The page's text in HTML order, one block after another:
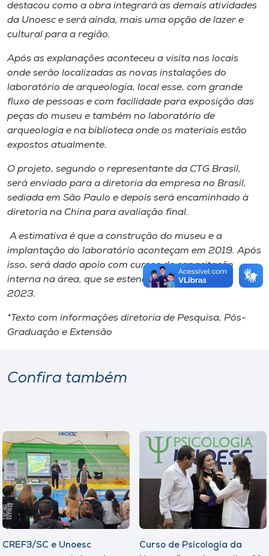
destacou como a obra integrará as demais atividades
da Unoesc e será ainda, mais uma opção de lazer e
cultural para a região.
Após as explanações aconteceu a visita nos locais
onde serão localizadas as novas instalações do
laboratório de arqueologia, local esse, com grande
fluxo de pessoas e com facilidade para exposição das
peças do museu e também no laboratório de
arqueologia e na biblioteca onde os materiais estão
expostos atualmente.
O projeto, segundo o representante da CTG Brasil,
será enviado para a diretoria da empresa no Brasil,
sediada em São Paulo e depois será encaminhado à
diretoria na China para avaliação final.
A estimativa é que a construção do museu e a
implantação do laboratório aconteçam em 2019. Após
isso, será dado apoio com cursos de capacitação
interna na área, que se estenderão até o ano de
2023.
*Texto com informações diretoria de Pesquisa, Pós-
Graduação e Extensão
Confira também
CREF3/SC e Unoesc
Curso de Psicologia da